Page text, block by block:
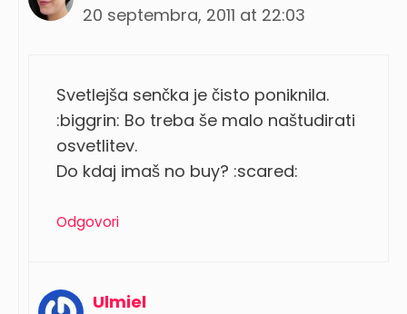
20 septembra, 2011 at 22:03
Svetlejša senčka je čisto poniknila.
:biggrin: Bo treba še malo naštudirati
osvetlitev.
Do kdaj imaš no buy? :scared:
Odgovori
Ulmiel